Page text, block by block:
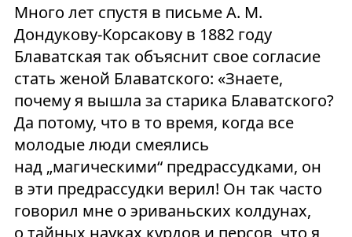
Много лет спустя в письме А. М.
Дондукову-Корсакову в 1882 году
Блаватская так объяснит свое согласие
стать женой Блаватского: «Знаете,
почему я вышла за старика Блаватского?
Да потому, что в то время, когда все
молодые люди смеялись
над „магическими“ предрассудками, он
в эти предрассудки верил! Он так часто
говорил мне о эриваньских колдунах,
о тайных науках курдов и персов, что я